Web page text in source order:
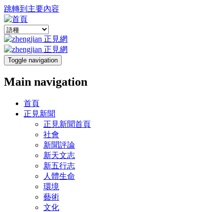
跳轉到主要內容
Toggle navigation
Main navigation
首頁
正見新聞
正見新聞首頁
社會
新聞評論
新天文志
新五行志
人體生命
環境
藝術
文化